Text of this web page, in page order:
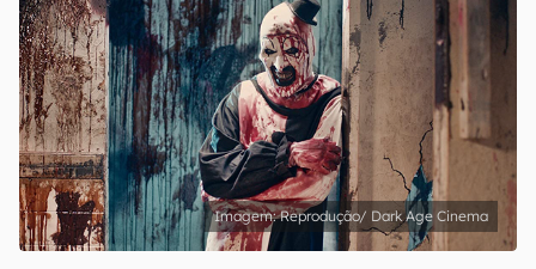
Reprodução/ Dark Age Cinema